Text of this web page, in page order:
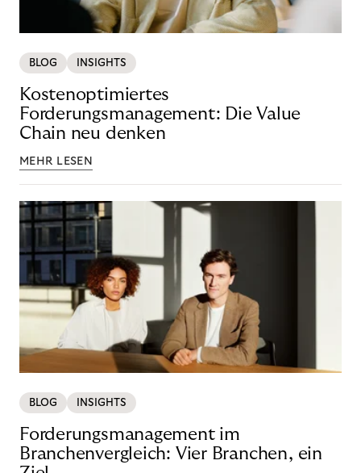
BLOG INSIGHTS
Kostenoptimiertes
Forderungsmanagement: Die Value
Chain neu denken
MEHR LESEN
BLOG INSIGHTS
Forderungsmanagement im
Branchenvergleich: Vier Branchen, ein